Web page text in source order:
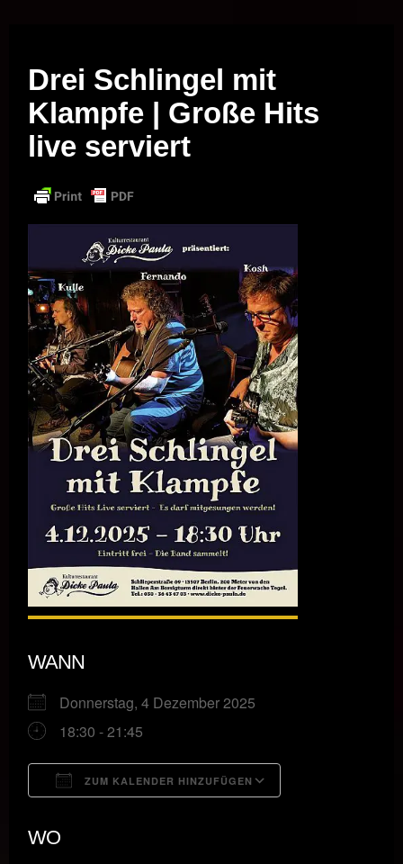
Drei Schlingel mit
Klampfe | Große Hits
live serviert
WANN
Donnerstag, 4 Dezember 2025
18:30 - 21:45
ZUM KALENDER HINZUFÜGEN
WO